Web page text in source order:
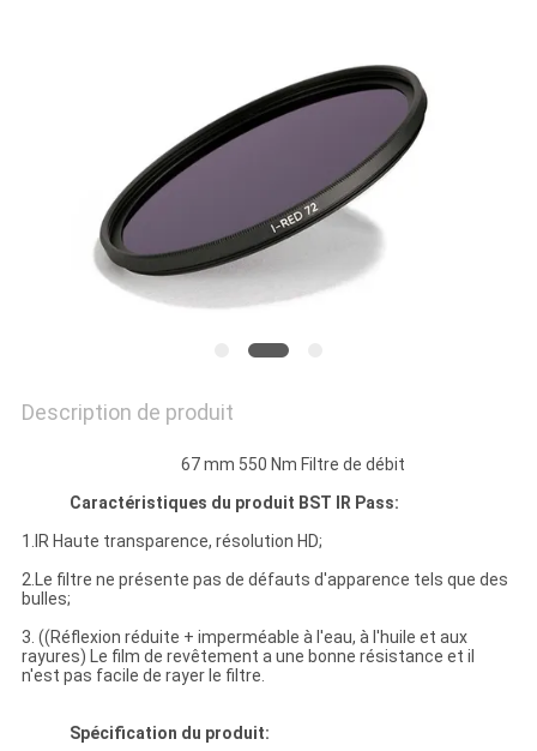
PRIVACY
POLICY
Description de produit
67 mm 550 Nm Filtre de débit
Caractéristiques du produit BST IR Pass:
1.IR Haute transparence, résolution HD;
2.Le filtre ne présente pas de défauts d'apparence tels que des
bulles;
3. ((Réflexion réduite + imperméable à l'eau, à l'huile et aux
rayures) Le film de revêtement a une bonne résistance et il
n'est pas facile de rayer le filtre.
Spécification du produit: